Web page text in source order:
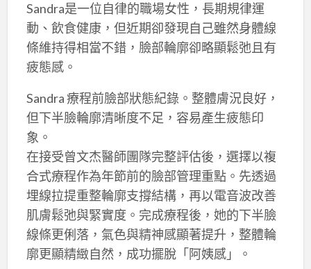
Sandra是一位自律的職場女性，長期規律運
動、飲食健康，但近期卻發現自己雖然身體線
條維持得相當不錯，臉部輪廓卻略顯鬆弛且有
疲態感。
Sandra 療程前臉部狀態紀錄。整體膚況良好，
但下半臉輪廓清晰度不足，容易產生疲態印
象。
在接受曾文杰醫師團隊完整評估後，選擇以複
合式療程作為年節前的臉部管理重點。先透過
埋線拉提重整輪廓支撐結構，再以電音波改善
肌膚鬆弛與緊實度。完成療程後，她的下半臉
線條更俐落，氣色與精神感顯著提升，整體輪
廓更顯精緻自然，成功擺脫「阿姨感」。